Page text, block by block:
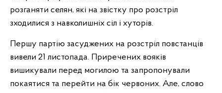
розганяти селян, які на звістку про розстріл
зходилися з навколишніх сіл і хуторів.
Першу партію засуджених на розстріл повстанців
вивели 21 листопада. Приречених вояків
вишикували перед могилою та запропонували
покаятися та перейти на бік червоних. Але, слово